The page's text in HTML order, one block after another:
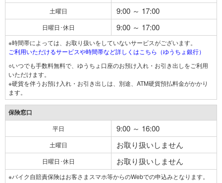
土曜日 9:00 ～ 17:00
日曜日･休日 9:00 ～ 17:00
※時間帯によっては、お取り扱いをしていないサービスがございます。
ご利用いただけるサービスや時間帯など詳しくはこちら（ゆうちょ銀行）
○いつでも手数料無料で、ゆうちょ口座のお預け入れ・お引き出しをご利用
いただけます。
※硬貨を伴うお預け入れ・お引き出しは、別途、ATM硬貨預払料金がかかり
ます。
保険窓口
平日 9:00 ～ 16:00
土曜日 お取り扱いしません
日曜日･休日 お取り扱いしません
※バイク自賠責保険はお客さまスマホ等からのWebでの申込みとなります。